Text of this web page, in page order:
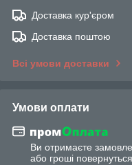
Доставка кур'єром
Доставка поштою
Всі умови доставки
Умови оплати
Ви отримаєте
або гроші